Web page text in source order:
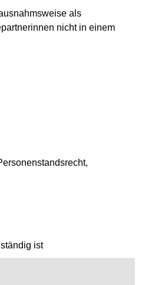
als
nicht in einem
Fenster geöffnet)
ist